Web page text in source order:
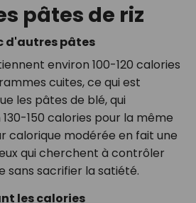
pâtes de riz
d'autres pâtes
environ 100-120 calories
cuites, ce qui est
les pâtes de blé, qui
150 calories pour la même
calorique modérée en fait une
qui cherchent à contrôler
sans sacrifier la satiété.
les calories